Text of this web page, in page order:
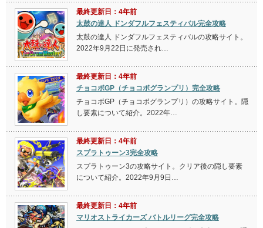
最終更新日：4年前
太鼓の達人 ドンダフルフェスティバル完全攻略
太鼓の達人 ドンダフルフェスティバルの攻略サイト。
2022年9月22日に発売され…
最終更新日：4年前
チョコボGP（チョコボグランプリ）完全攻略
チョコボGP（チョコボグランプリ）の攻略サイト。隠
し要素について紹介。2022年…
最終更新日：4年前
スプラトゥーン3完全攻略
スプラトゥーン3の攻略サイト。クリア後の隠し要素
について紹介。2022年9月9日…
最終更新日：4年前
マリオストライカーズ バトルリーグ完全攻略